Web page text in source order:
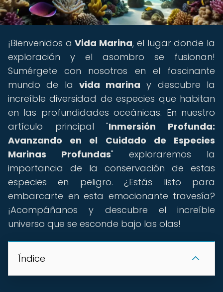
¡Bienvenidos aVida Marina, el lugar donde la
exploración y el asombro se fusionan!
Sumérgete con nosotros en el fascinante
mundo de la vida marina y descubre la
increíble diversidad de especies que habitan
en las profundidades oceánicas. En nuestro
artículo principal "Inmersión Profunda:
Avanzando en el Cuidado de Especies
Marinas Profundas" exploraremos la
importancia de la conservación de estas
especies en peligro. ¿Estás listo para
embarcarte en esta emocionante travesía?
¡Acompáñanos y descubre el increíble
universo que se esconde bajo las olas!
Índice